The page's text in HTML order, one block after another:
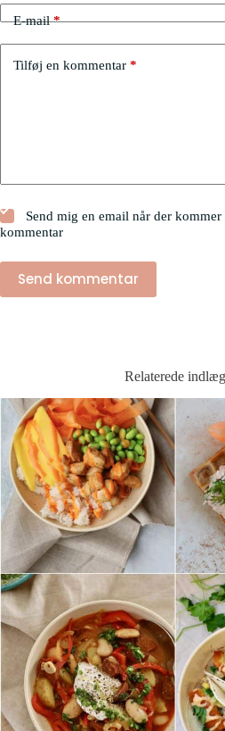
E-mail*
Tilføj en kommentar *
Send mig en email når der kommer
kommentar
Send kommentar
Relaterede indlæg